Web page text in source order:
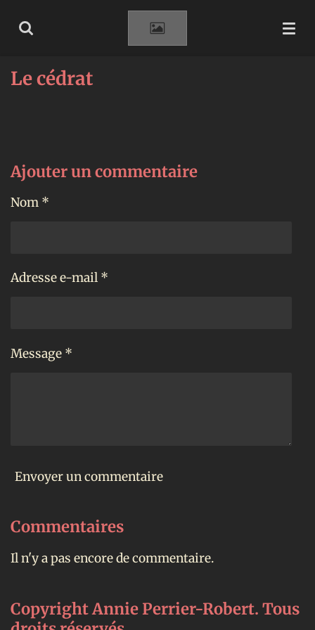
principal
Le cédrat
Ajouter un commentaire
Nom *
Adresse e-mail *
Message *
Envoyer un commentaire
Commentaires
Il n'y a pas encore de commentaire.
Copyright Annie Perrier-Robert. Tous